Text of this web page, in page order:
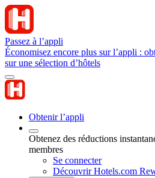
Passez à l’appli
Économisez encore plus sur l’appli :
sur une sélection d’hôtels
Obtenir l’appli
Obtenez des réductions
membres
Se connecter
Découvrir Hotels.com